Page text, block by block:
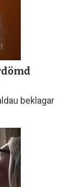
beklagar